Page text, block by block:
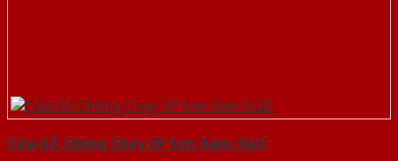
Cửa Gỗ Chống Cháy 2P Sơn Xám-SGD